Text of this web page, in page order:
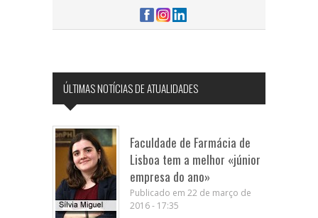
ÚLTIMAS NOTÍCIAS DE ATUALIDADES
Faculdade de Farmácia de
Lisboa tem a melhor «júnior
empresa do ano»
Publicado em 22 de março de
2016 - 17:35